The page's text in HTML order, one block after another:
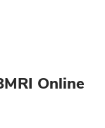
Online